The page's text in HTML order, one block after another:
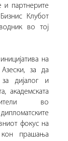
и партнерите
Клубот
во тој
на
за да
за дијалог и
академската
во
фокус на
прашања